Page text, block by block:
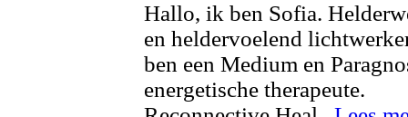
Hallo, ik ben Sofia.
en heldervoelend
ben een Medium en
energetische therapeute.